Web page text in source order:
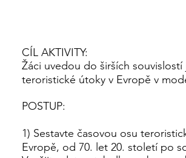
CÍL AKTIVITY:
Žáci uvedou do širších
teroristické útoky v Evropě v
POSTUP:
1) Sestavte časovou osu
Evropě, od 70. let 20. století po